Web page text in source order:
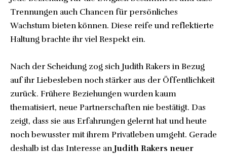
Trennungen auch Chancen für persönliches
Wachstum bieten können. Diese reife und reflektierte
Haltung brachte ihr viel Respekt ein.
Nach der Scheidung zog sich Judith Rakers in Bezug
auf ihr Liebesleben noch stärker aus der Öffentlichkeit
zurück. Frühere Beziehungen wurden kaum
thematisiert, neue Partnerschaften nie bestätigt. Das
zeigt, dass sie aus Erfahrungen gelernt hat und heute
noch bewusster mit ihrem Privatleben umgeht. Gerade
deshalb ist das Interesse an Judith Rakers neuer